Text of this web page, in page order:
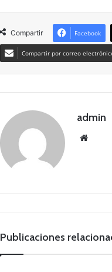
Compartir Facebook
Compartir por correo
admin
Publicaciones